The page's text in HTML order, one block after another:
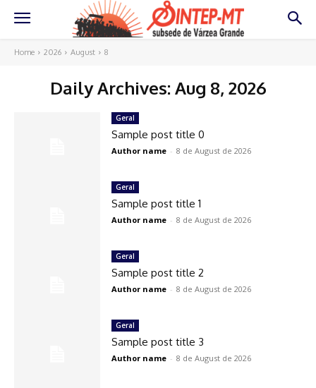
Home 2026 August 8
Daily Archives: Aug 8, 2026
Geral
Sample post title 0
Author name - 8 de August de 2026
Geral
Sample post title 1
Author name - 8 de August de 2026
Geral
Sample post title 2
Author name - 8 de August de 2026
Geral
Sample post title 3
Author name - 8 de August de 2026